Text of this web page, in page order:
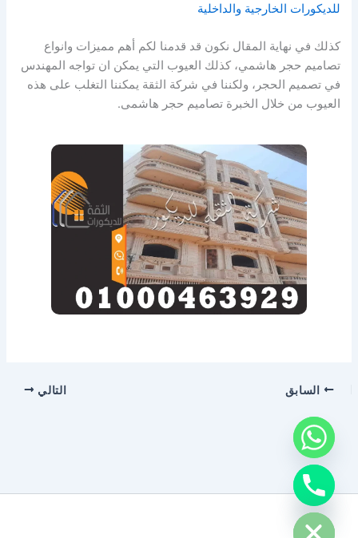
للديكورات الخارجية والداخلية
كذلك في نهاية المقال نكون قد قدمنا لكم أهم مميزات وانواع
تصاميم حجر هاشمي، كذلك العيوب التي يمكن ان تواجه المهندس
في تصميم الحجر، ولكننا في شركة الثقة يمكننا التغلب على هذه
العيوب من خلال الخبرة تصاميم حجر هاشمى.
السابق التالي
Hide
chaty